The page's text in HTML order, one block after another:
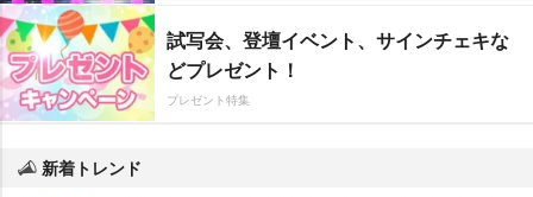
試写会、登壇イベント、サインチェキな
どプレゼント！
プレゼント特集
新着トレンド